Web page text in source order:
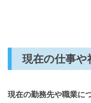
現在の仕事や
現在の勤務先や職業に